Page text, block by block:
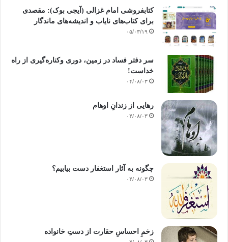
کتابفروشی امام غزالی (آیجی بوک): مقصدی
برای کتاب‌های نایاب و اندیشه‌های ماندگار
۰۵/۰۳/۱۹
سر دفتر فساد در زمین‌، دوری وکناره‌گیری از راه
خداست‌!
۰۴/۰۸/۰۳
رهایی از زندانِ اوهام
۰۴/۰۸/۰۳
چگونه به آثار استغفار دست بیابیم؟
۰۴/۰۸/۰۳
زخمِ احساسِ حقارت از دستِ خانواده